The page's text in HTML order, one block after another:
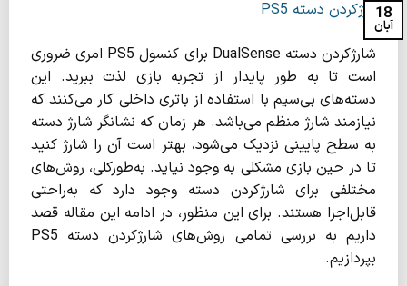
18
آبان
شارژکردن دسته DualSense برای کنسول PS5 امری ضروری
است تا به طور پایدار از تجربه‌ بازی لذت ببرید. این
دسته‌های بی‌سیم با استفاده از باتری داخلی کار می‌کنند که
نیازمند شارژ منظم می‌باشد. هر زمان که نشانگر شارژ دسته
به سطح پایینی نزدیک می‌شود، بهتر است آن را شارژ کنید
تا در حین بازی مشکلی به وجود نیاید. به‌طورکلی، روش‌های
مختلفی برای شارژکردن دسته وجود دارد که به‌راحتی
قابل‌اجرا هستند. برای این منظور، در ادامه این مقاله قصد
داریم به بررسی تمامی روش‌های شارژکردن دسته PS5
بپردازیم.